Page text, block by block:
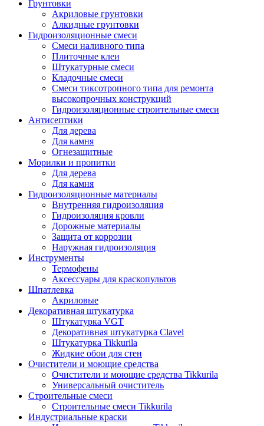
Грунтовки
Акриловые грунтовки
Алкидные грунтовки
Гидроизоляционные смеси
Смеси наливного типа
Плиточные клеи
Штукатурные смеси
Кладочные смеси
Смеси тиксотропного типа для ремонта
высокопрочных конструкций
Гидроизоляционные строительные смеси
Антисептики
Для дерева
Для камня
Огнезащитные
Морилки и пропитки
Для дерева
Для камня
Гидроизоляционные материалы
Внутренняя гидроизоляция
Гидроизоляция кровли
Дорожные материалы
Защита от коррозии
Наружная гидроизоляция
Инструменты
Термофены
Аксессуары для краскопультов
Шпатлевка
Акриловые
Декоративная штукатурка
Штукатурка VGT
Декоративная штукатурка Clavel
Штукатурка Tikkurila
Жидкие обои для стен
Очистители и моющие средства
Очистители и моющие средства Tikkurila
Универсальный очиститель
Строительные смеси
Строительные смеси Tikkurila
Индустриальные краски